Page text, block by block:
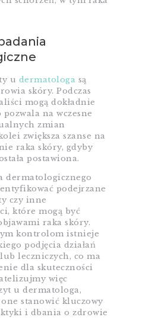
u dermatologa są
skóry. Podczas
mogą dokładnie
pozwala na wczesne
zmian
zwiększa szanse na
raka skóry, gdyby
postawiona.
dermatologicznego
podejrzane
czy inne
które mogą być
raka skóry.
kontrolom istnieje
podjęcia działań
leczniczych, co ma
dla skuteczności
więc
u dermatologa,
stanowić kluczowy
i dbania o zdrowie